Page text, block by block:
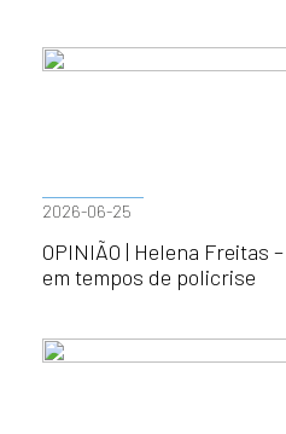
2026-06-25
OPINIÃO | Helena Freitas
em tempos de policrise